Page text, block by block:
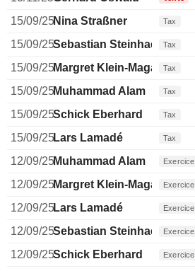
15/09/25Nina Straßner Tax
15/09/25Sebastian Steinhaeuser
Tax
15/09/25Margret Klein-Magar Tax
15/09/25Muhammad Alam Tax
15/09/25Schick Eberhard Tax
15/09/25Lars Lamadé Tax
12/09/25Muhammad Alam Exercice
12/09/25Margret Klein-Magar Exercice
12/09/25Lars Lamadé Exercice
12/09/25Sebastian Steinhaeuser
Exercice
12/09/25Schick Eberhard Exercice